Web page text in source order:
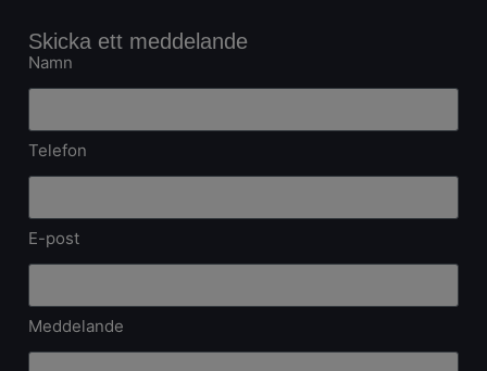
Skicka ett meddelande
Namn
Telefon
E-post
Meddelande